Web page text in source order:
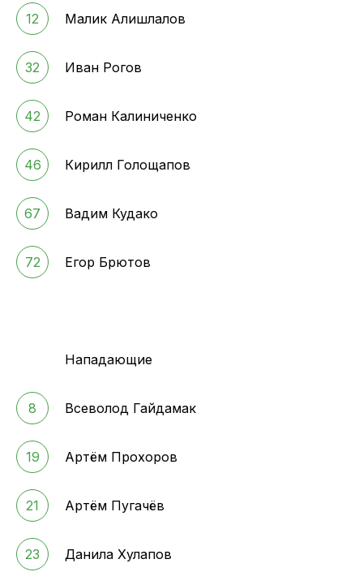
12 Малик Алишлалов
32 Иван Рогов
42 Роман Калиниченко
46 Кирилл Голощапов
67 Вадим Кудако
72 Егор Брютов
Нападающие
8 Всеволод Гайдамак
19 Артём Прохоров
21 Артём Пугачёв
23 Данила Хулапов